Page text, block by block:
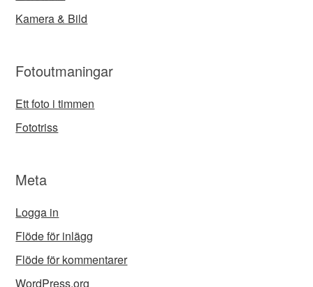
Kamera & Bild
Fotoutmaningar
Ett foto i timmen
Fototriss
Meta
Logga in
Flöde för inlägg
Flöde för kommentarer
WordPress.org